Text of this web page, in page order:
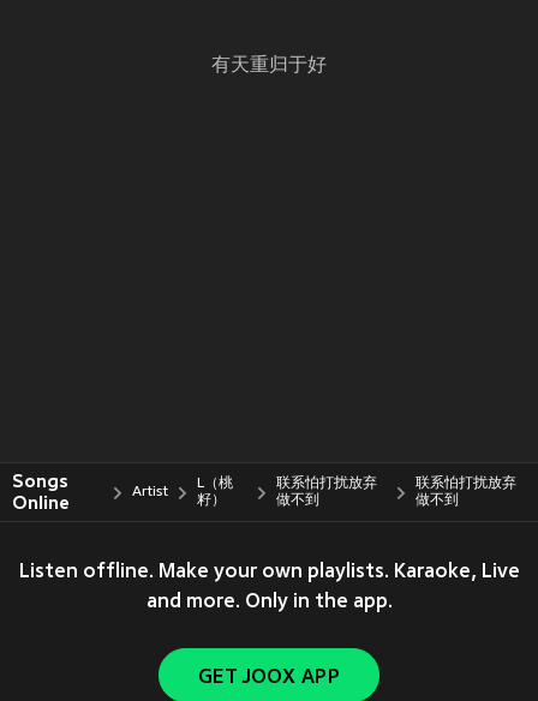
有天重归于好
Songs
Online
Artist
L（桃
籽）
联系怕打扰放弃
做不到
联系怕打扰放弃
做不到
Listen offline. Make your own playlists. Karaoke, Live
and more. Only in the app.
GET JOOX APP